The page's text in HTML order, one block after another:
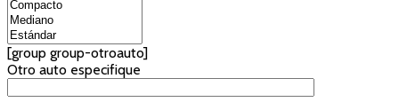
[group group-otroauto]
Otro auto especifique